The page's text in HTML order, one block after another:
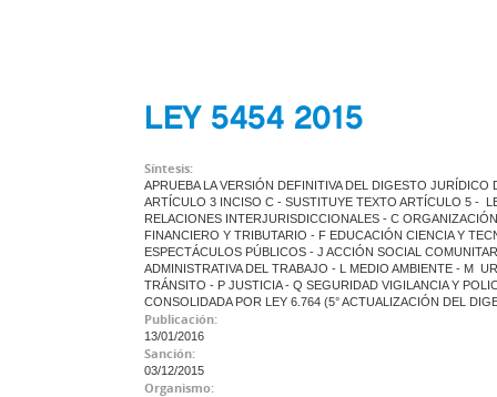
LEY 5454 2015
Síntesis:
APRUEBA LA VERSIÓN DEFINITIVA DEL DIGESTO
ARTÍCULO 3 INCISO C - SUSTITUYE TEXTO ARTÍCULO 5 -
RELACIONES INTERJURISDICCIONALES - C
FINANCIERO Y TRIBUTARIO - F EDUCACIÓN CIENCIA Y
ESPECTÁCULOS PÚBLICOS - J ACCIÓN SOCIAL
ADMINISTRATIVA DEL TRABAJO - L MEDIO AMBIENTE - M
TRÁNSITO - P JUSTICIA - Q SEGURIDAD VIGILANCIA Y
CONSOLIDADA POR LEY 6.764 (5° ACTUALIZACIÓN DEL
Publicación:
13/01/2016
Sanción:
03/12/2015
Organismo: